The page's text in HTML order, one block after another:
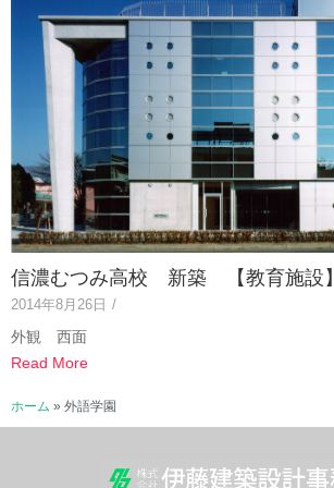
信濃むつみ高校 新築 【教育施設】
2014年8月26日 /
外観 西面
Read More
ホーム » 外語学園